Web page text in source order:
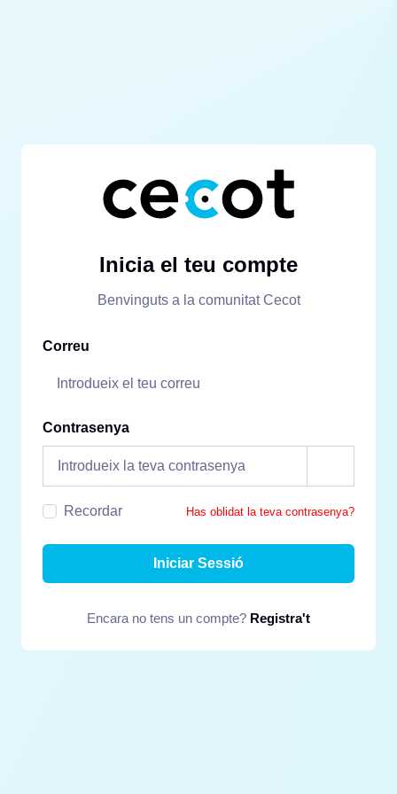
Inicia el teu compte
Benvinguts a la comunitat Cecot
Correu
Contrasenya
Recordar Has oblidat la teva contrasenya?
Iniciar Sessió
Encara no tens un compte? Registra't